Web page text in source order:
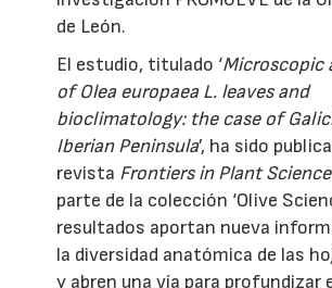
de León.
El estudio, titulado ‘Microscopic
of Olea europaea L. leaves and
bioclimatology: the case of
Iberian Peninsula’, ha sido
revista Frontiers in Plant Science
parte de la colección ‘Olive
resultados aportan nueva
la diversidad anatómica de las
y abren una vía para profundizar